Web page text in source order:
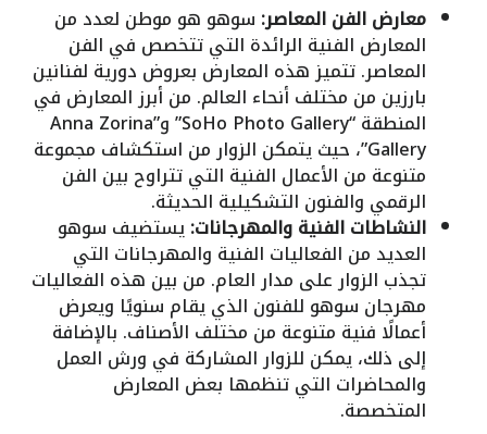
معارض الفن المعاصر: سوهو هو موطن لعدد من
المعارض الفنية الرائدة التي تتخصص في الفن
المعاصر. تتميز هذه المعارض بعروض دورية لفنانين
بارزين من مختلف أنحاء العالم. من أبرز المعارض في
المنطقة “SoHo Photo Gallery” و”Anna Zorina
Gallery”، حيث يتمكن الزوار من استكشاف مجموعة
متنوعة من الأعمال الفنية التي تتراوح بين الفن
الرقمي والفنون التشكيلية الحديثة.
النشاطات الفنية والمهرجانات:يستضيف سوهو
العديد من الفعاليات الفنية والمهرجانات التي
تجذب الزوار على مدار العام. من بين هذه الفعاليات
مهرجان سوهو للفنون الذي يقام سنويًا ويعرض
أعمالًا فنية متنوعة من مختلف الأصناف. بالإضافة
إلى ذلك، يمكن للزوار المشاركة في ورش العمل
والمحاضرات التي تنظمها بعض المعارض
المتخصصة.